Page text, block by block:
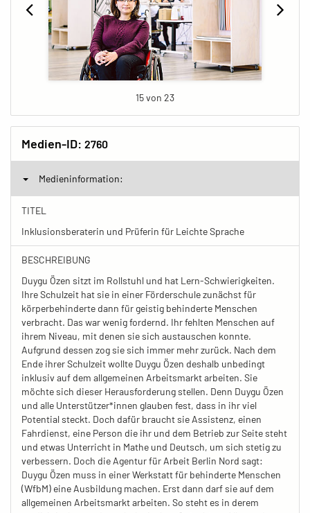
15 von 23
Medien-ID: 2760
Medieninformation:
TITEL
Inklusionsberaterin und Prüferin für Leichte Sprache
BESCHREIBUNG
Duygu Özen sitzt im Rollstuhl und hat Lern-Schwierigkeiten.
Ihre Schulzeit hat sie in einer Förderschule zunächst für
körperbehinderte dann für geistig behinderte Menschen
verbracht. Das war wenig fordernd. Ihr fehlten Menschen auf
ihrem Niveau, mit denen sie sich austauschen konnte.
Aufgrund dessen zog sie sich immer mehr zurück. Nach dem
Ende ihrer Schulzeit wollte Duygu Özen deshalb unbedingt
inklusiv auf dem allgemeinen Arbeitsmarkt arbeiten. Sie
möchte sich dieser Herausforderung stellen. Denn Duygu Özen
und alle Unterstützer*innen glauben fest, dass in ihr viel
Potential steckt. Doch dafür braucht sie Assistenz, einen
Fahrdienst, eine Person die ihr und dem Betrieb zur Seite steht
und etwas Unterricht in Mathe und Deutsch, um sich stetig zu
verbessern. Doch die Agentur für Arbeit Berlin Nord sagt:
Duygu Özen muss in einer Werkstatt für behinderte Menschen
(WfbM) eine Ausbildung machen. Erst dann darf sie auf dem
allgemeinen Arbeitsmarkt arbeiten. So steht es in derem